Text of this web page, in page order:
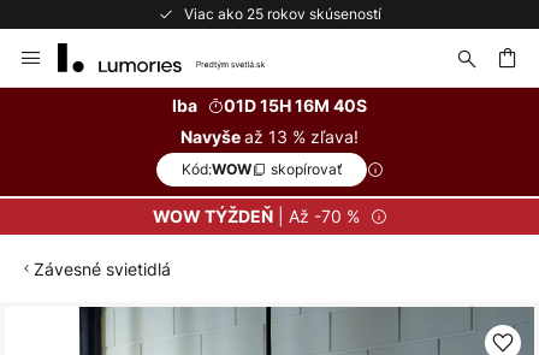
Viac ako 25 rokov skúseností
to
Iba
01D 15H 16M 40S
Navyšeaž 13 % zľava!
Kód:WOW skopírovať
WOW TÝŽDEŇ| Až -70 %
Závesné svietidlá
Preskočiť